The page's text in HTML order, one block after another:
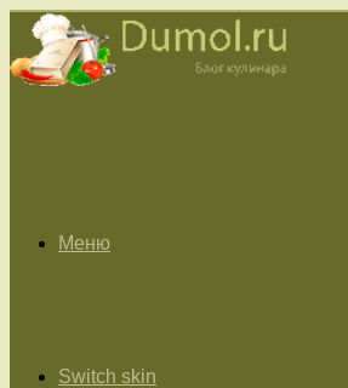
Меню
Switch skin